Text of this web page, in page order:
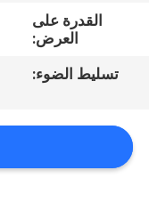
الموقع
القدرة على
العرض:
تسليط الضوء: